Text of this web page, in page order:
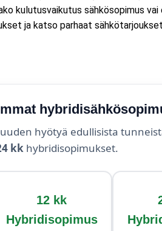
kulutusvaikutus sähkösopimus vai
ja katso parhaat
hyötyä edullisista
kk hybridisopimukset.
12 kk
Hybridisopimus